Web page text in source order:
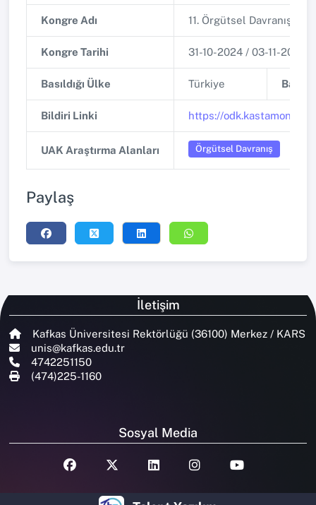
Kongre Adı 11. Örgütsel Davranış
Kongre Tarihi 31-10-2024 / 03-11-2024
Basıldığı Ülke Türkiye
Bildiri Linki https://
UAK Araştırma Alanları Örgütsel Davranış
Paylaş
İletişim
Kafkas Üniversitesi Rektörlüğü (36100) Merkez / KARS
unis@kafkas.edu.tr
4742251150
(474)225-1160
Sosyal Media